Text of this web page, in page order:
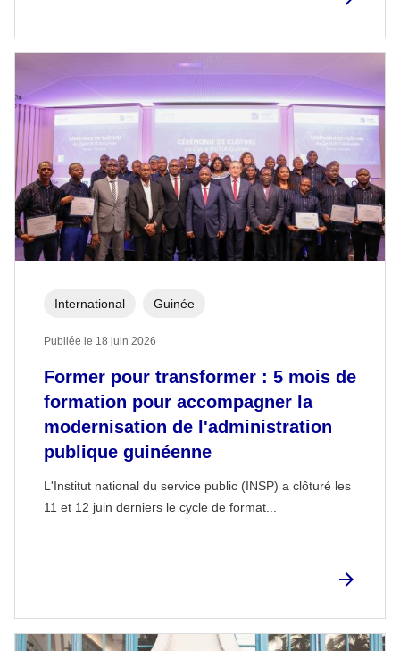
Former pour transformer : 5 mois de
formation pour accompagner la
modernisation de l'administration
publique guinéenne
L'Institut national du service public (INSP) a clôturé les
11 et 12 juin derniers le cycle de format...
International Guinée
Publiée le 18 juin 2026